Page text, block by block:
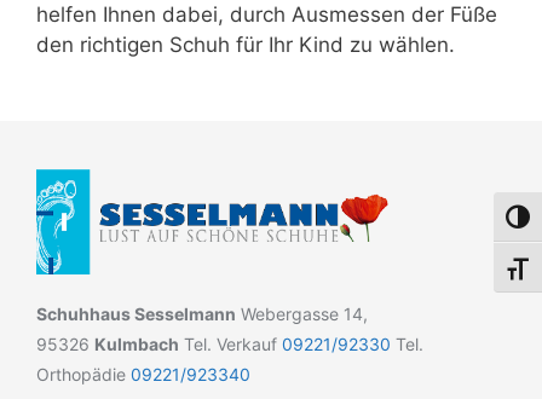
helfen Ihnen dabei, durch Ausmessen der Füße
den richtigen Schuh für Ihr Kind zu wählen.
Schuhhaus Sesselmann Webergasse 14,
95326 Kulmbach Tel. Verkauf 09221/92330 Tel.
Orthopädie 09221/923340